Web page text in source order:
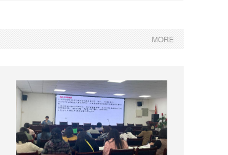
MORE